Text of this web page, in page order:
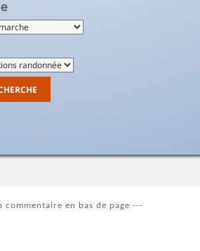
commentaire en bas de page ---